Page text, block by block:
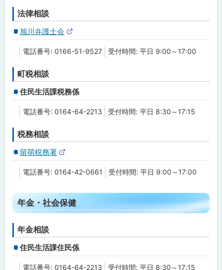
高
齢
者
・
障
害
・
福
医
療
健
康
そ
の
他
法律相談
旭川弁護士会
外
部
サ
電話番号: 0166-51-9527 受付時間: 平日 9:00～17:00
町税相談
住民生活課税務係
電話番号: 0164-64-2213 受付時間: 平日 8:30～17:15
税務相談
留萌税務署
外
部
サ
電話番号: 0164-42-0661 受付時間: 平日 9:00～17:00
ト
ッ
プ
に
戻
年金・社会保健
年金相談
住民生活課住民係
電話番号: 0164-64-2213 受付時間: 平日 8:30～17:15